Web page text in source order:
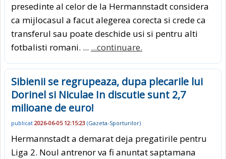
presedinte al celor de la Hermannstadt considera
ca mijlocasul a facut alegerea corecta si crede ca
transferul sau poate deschide usi si pentru alti
fotbalisti romani. ... ...continuare.
Sibienii se regrupeaza, dupa plecarile lui
Dorinel si Niculae In discutie sunt 2,7
milioane de euro!
publicat 2026-06-05 12:15:23 (Gazeta-Sporturilor)
Hermannstadt a demarat deja pregatirile pentru
Liga 2. Noul antrenor va fi anuntat saptamana